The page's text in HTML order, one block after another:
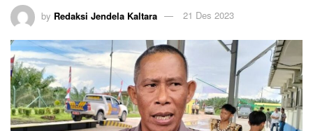
by Redaksi Jendela Kaltara 21 Des 2023